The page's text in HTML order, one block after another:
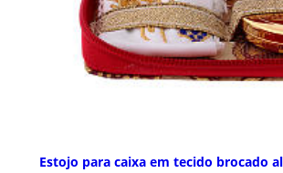
Estojo para caixa em tecido brocado